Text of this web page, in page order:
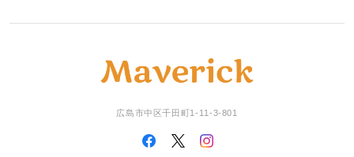
広島市中区千田町1-11-3-801